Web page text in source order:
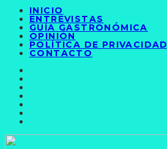
INICIO
ENTREVISTAS
GUÍA GASTRONÓMICA
OPINIÓN
POLÍTICA DE PRIVACIDAD
CONTACTO